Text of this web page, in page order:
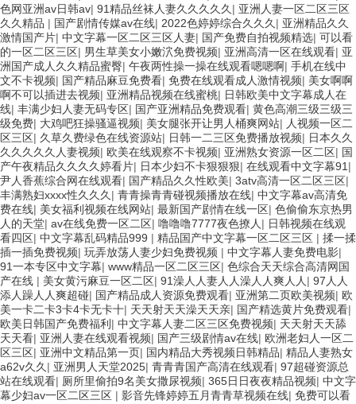
色网亚洲av日韩av| 91精品丝袜人妻久久久久久 | 亚洲人妻一区二区三区
久久精品 | 国产剧情传媒av在线| 2022色婷婷综合久久久 | 亚洲精品久久
激情国产片| 中文字幕一区二区三区人妻| 国产免费自拍视频精选| 可以看
的一区二区三区| 男生草美女小嫩泬免费视频| 亚洲高清一区在线观看| 亚
洲国产成人久久精品蜜臀| 午夜两性操一操在线观看嗯嗯啊| 手机在线中
文不卡视频| 国产精品麻豆免费看| 免费在线观看成人激情视频| 美女啊啊
啊不可以插进去视频| 亚洲精品视频在线蜜桃| 日韩欧美中文字幕成人在
线| 丰满少妇人妻无码专区| 国产亚洲精品免费观看| 黄色高潮三级三级三
级免费| 大鸡吧狂操骚逼视频| 美女腿张开让男人桶爽网站| 人视频一区二
区三区| 久草久费绿色在线资源站| 日韩一二三区免费播放视频| 日本久久
久久久久久人妻视频| 欧美在线观察不卡视频| 亚洲熟女资源一区二区| 国
产午夜精品久久久久婷看片| 日本少妇不卡狠狠狠| 在线观看中文字幕91 |
尹人香蕉综合网在线观看| 国产精品久久性欧美| 3atv高清一区二区三区|
丰满熟妇xxxx性久久久 | 青青操青青碰视频播放在线| 中文字幕av高清免
费在线| 美女福利视频在线网站| 最新国产剧情在线一区| 色偷偷东京热男
人的天堂| av在线免费一区二区| 噜噜噜7777夜色撩人 | 日韩视频在线观
看四区| 中文字幕乱码精品999 | 精品国产中文字幕一区二区三区 | 揉一揉
插一插免费视频| 玩弄放荡人妻少妇免费视频 | 中文字幕人妻免费电影|
91一本专区中文字幕| www精品一区二区三区| 色综合天天综合高清网国
产在线 | 美女黄污麻豆一区二区| 91澡人人妻人人澡人人爽人人 | 97人人
添人躁人人爽超碰| 国产精品成人资源免费观看| 亚洲第二页欧美视频| 欧
美一卡二卡3卡4卡无卡十| 天天射天天澡天天亲| 国产精选黄片免费观看|
欧美日韩国产免费福利 | 中文字幕人妻二区三区免费视频| 天天射天天舔
天天看| 亚洲人妻在线观看视频| 国产三级剧情av在线| 欧洲老妇人一区二
区三区| 亚洲中文精品第一页| 国内精品大秀视频日韩精品| 精品人妻熟女
a62v久久 | 亚洲男人天堂2025| 青青青国产高清在线观看| 97超碰资源总
站在线观看| 厕所里偷拍9名美女撒尿视频| 365日日夜夜精品视频| 中文字
幕少妇av一区二区三区 | 影音先锋婷婷五月青青草视频在线| 免费可以看